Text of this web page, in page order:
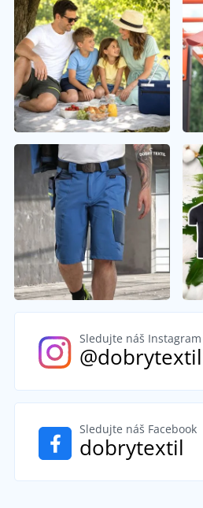
Sledujte náš Instagram
@dobrytextil
Sledujte náš Facebook
dobrytextil